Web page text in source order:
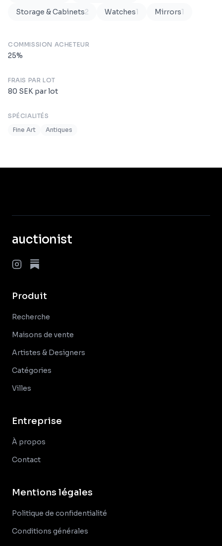
Storage & Cabinets2 Watches1 Mirrors1
COMMISSION ACHETEUR
25%
FRAIS PAR LOT
80 SEK par lot
SPÉCIALITÉS
Fine Art
Antiques
auctionist
Produit
Recherche
Maisons de vente
Artistes & Designers
Catégories
Villes
Entreprise
À propos
Contact
Mentions légales
Politique de confidentialité
Conditions générales